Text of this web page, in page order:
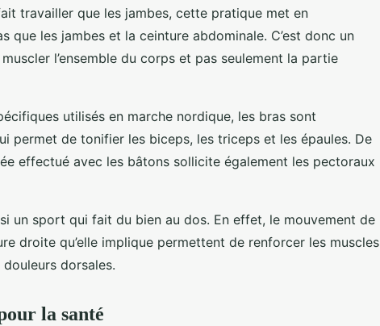
travailler que les jambes, cette pratique met en
que les jambes et la ceinture abdominale. C’est donc un
l’ensemble du corps et pas seulement la partie
utilisés en marche nordique, les bras sont
permet de tonifier les biceps, les triceps et les épaules. De
effectué avec les bâtons sollicite également les pectoraux
un sport qui fait du bien au dos. En effet, le mouvement de
droite qu’elle implique permettent de renforcer les muscles
dorsales.
la santé